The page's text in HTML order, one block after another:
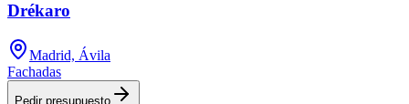
Drékaro
Madrid, Ávila
Fachadas
Pedir presupuesto